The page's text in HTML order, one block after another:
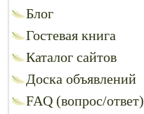
Блог
Гостевая книга
Каталог сайтов
Доска объявлений
FAQ (вопрос/ответ)